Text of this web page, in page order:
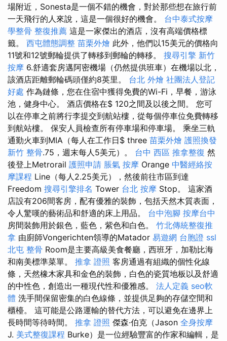
場附近，Sonesta是一個不錯的機會，對於那些想在旅行前
一天飛行的人來說，這是一個很好的機會。 台中泰式按摩
學整骨 整復推薦 這是一家傑出的酒店，沒有高端價格標
籤。 西屯體態調整 苗栗外燴 此外，他們以15美元的價格向
11號和12號郵輪提供了轉移到郵輪的轉移。 搜尋引擎 新竹
按摩 6.舒適套房邁阿密機場（仍然提供班車）在機場以北，
該酒店距離郵輪碼頭僅約8英里。 台北 外燴 社團法人登記
好處 作為鏈條，您在住宿中獲得免費的Wi-Fi，早餐，游泳
池，健身中心。 酒店價格在$ 120之間及以後之間。 您可
以在停車之前將行李提交到航站樓，從每個停車位免費轉移
到航站樓。 保安人員檢查所有停車場和停車場。 乘坐三軌
通勤火車到MIA（每人在工作日$ three 苗栗外燴 護照換發
新竹 整骨.75，週末每人5美元）。 台中 西區 推拿整復 然
後登上Metrorail 護照申請 脹氣 按摩 Orange 中醫經絡按
摩課程 Line（每人2.25美元），然後前往市區到達
Freedom 搜尋引擎排名 Tower 台北 按摩 Stop。 這家酒
店設有206間客房，配有優雅的裝飾，包括天然木質表面，
令人驚嘆的藝術品和舒適的床上用品。 台中泡腳 按摩台中
房間裝飾用於銀色，藍色，紫色和白色。 竹北傳統整復推
拿 由廚師Vongerichten領導的Matador 易遊網 台胞證 ssl
北屯 整骨 Room是主要高級美食餐廳，西班牙，加勒比海
和南美標準菜單。 推拿 證照 客房通過有組織的個性化線
條，天然橡木家具和金色的裝飾，白色的瓷質地板以及舒適
的中性色，創造出一種現代性和優雅感。 法人定義 seo軟
體 洗手間保留密集的白色線條，並提供足夠的存儲空間和
櫃檯。 這可能是公路運輸的替代方法，可以避免在邊界上
長時間等待時間。 推拿 證照 傑森·伯克（Jason 全身按摩
J. 美式整復課程 Burke）是一位經驗豐富的作家和編輯，是